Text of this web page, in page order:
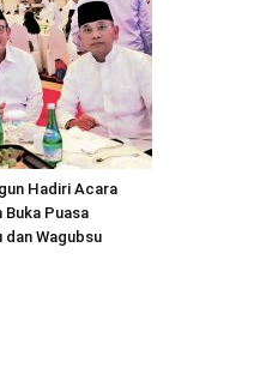
Hadiri Acara
Buka Puasa
dan Wagubsu